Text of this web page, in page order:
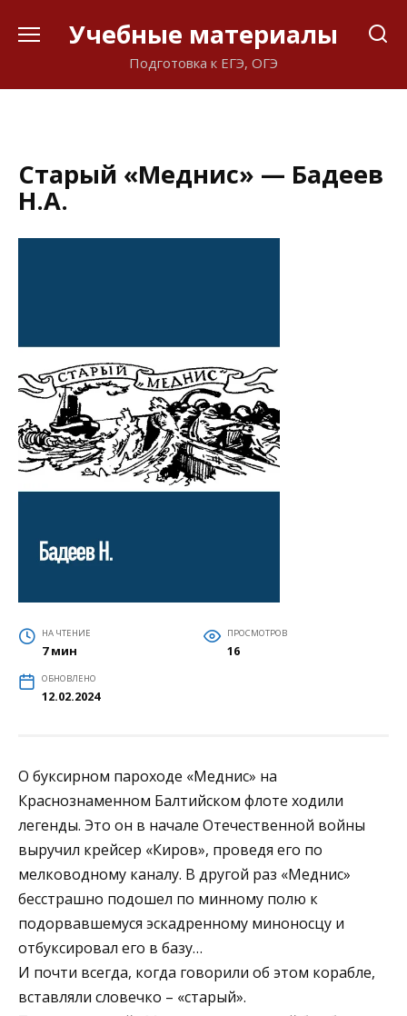
Учебные материалы
Подготовка к ЕГЭ, ОГЭ
Старый «Меднис» — Бадеев
Н.А.
НА ЧТЕНИЕ
7 мин
ПРОСМОТРОВ
16
ОБНОВЛЕНО
12.02.2024
О буксирном пароходе «Меднис» на
Краснознаменном Балтийском флоте ходили
легенды. Это он в начале Отечественной войны
выручил крейсер «Киров», проведя его по
мелководному каналу. В другой раз «Меднис»
бесстрашно подошел по минному полю к
подорвавшемуся эскадренному миноносцу и
отбуксировал его в базу…
И почти всегда, когда говорили об этом корабле,
вставляли словечко – «старый».